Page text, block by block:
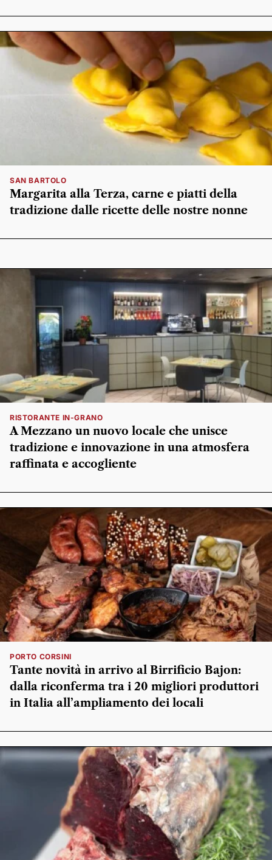
SAN BARTOLO
Margarita alla Terza, carne e piatti della
tradizione dalle ricette delle nostre nonne
RISTORANTE IN-GRANO
A Mezzano un nuovo locale che unisce
tradizione e innovazione in una atmosfera
raffinata e accogliente
PORTO CORSINI
Tante novità in arrivo al Birrificio Bajon:
dalla riconferma tra i 20 migliori produttori
in Italia all’ampliamento dei locali